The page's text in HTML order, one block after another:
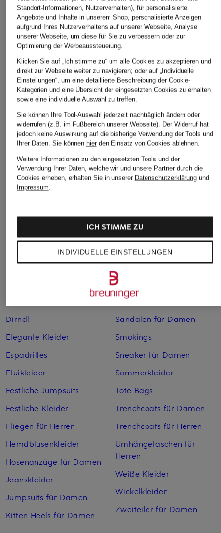
DAILY PAPER
Sweatshirt
CHF 100
Ursprünglich:CHF 139
ARMEDANGELS
Sweatshirt BAARO
LOOP
CHF 100
REPRESENT
Sweatshirt
CHF 219
Abendkleider
Anzüge für Herren
Boleros für Damen
Brautschuhe
Dirndl
Elegante Kleider
Espadrilles
Etuikleider
Festliche Jumpsuits
Festliche Kleider
Fliegen für Herren
Hemdblusenkleider
Hosenanzüge für Damen
Jeanskleider
Jumpsuits für Damen
Kitten Heels für Damen
Kleider
Leinenhosen für Herren
Leinenkleider
Maxikleider
Regenmäntel für Damen
Sakkos
Sandalen für Damen
Smokings
Sneaker für Damen
Sommerkleider
Tote Bags
Trenchcoats für Damen
Trenchcoats für Herren
Umhängetaschen für
Herren
Weiße Kleider
Wickelkleider
Zweiteiler für Damen
Standort-Informationen, Nutzerverhalten), für personalisierte
Angebote und Inhalte in unserem Shop, personalisierte Anzeigen
aufgrund Ihres Nutzerverhaltens auf unserer Webseite, Analyse
unserer Webseite, um diese für Sie zu verbessern oder zur
Optimierung der Werbeaussteuerung.
Klicken Sie auf „Ich stimme zu“ um alle Cookies zu akzeptieren und
direkt zur Webseite weiter zu navigieren; oder auf „Individuelle
Einstellungen“, um eine detaillierte Beschreibung der Cookie-
Kategorien und eine Übersicht der eingesetzten Cookies zu erhalten
sowie eine individuelle Auswahl zu treffen.
Sie können Ihre Tool-Auswahl jederzeit nachträglich ändern oder
widerrufen (z.B. im Fußbereich unserer Webseite). Der Widerruf hat
jedoch keine Auswirkung auf die bisherige Verwendung der Tools und
Ihrer Daten. Sie können hierden Einsatz von Cookies ablehnen.
Weitere Informationen zu den eingesetzten Tools und der
Verwendung Ihrer Daten, welche wir und unsere Partner durch die
Cookies erheben, erhalten Sie in unserer Datenschutzerklärungund
Impressum.
INDIVIDUELLE EINSTELLUNGEN
ICH STIMME ZU